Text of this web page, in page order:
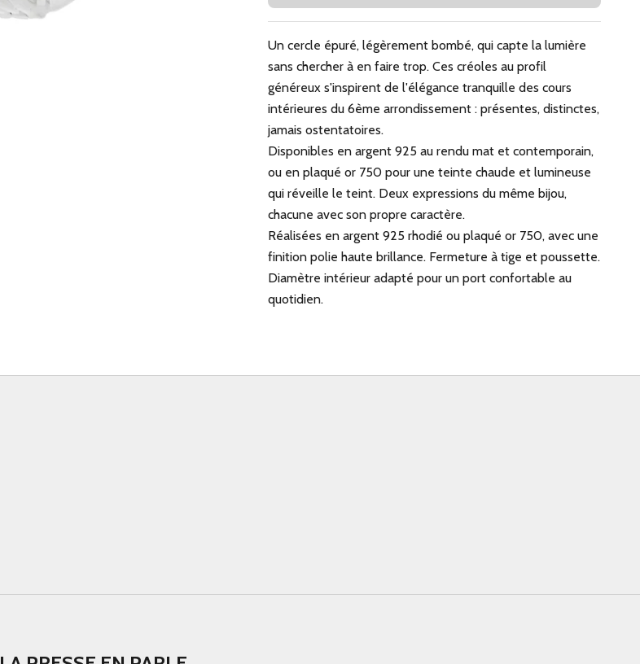
Un cercle épuré, légèrement bombé, qui capte la lumière
sans chercher à en faire trop. Ces créoles au profil
généreux s'inspirent de l'élégance tranquille des cours
intérieures du 6ème arrondissement : présentes, distinctes,
jamais ostentatoires.
Disponibles en argent 925 au rendu mat et contemporain,
ou en plaqué or 750 pour une teinte chaude et lumineuse
qui réveille le teint. Deux expressions du même bijou,
chacune avec son propre caractère.
Réalisées en argent 925 rhodié ou plaqué or 750, avec une
finition polie haute brillance. Fermeture à tige et poussette.
Diamètre intérieur adapté pour un port confortable au
quotidien.